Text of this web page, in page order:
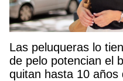
Las peluqueras lo
de pelo potencian el
quitan hasta 10 años